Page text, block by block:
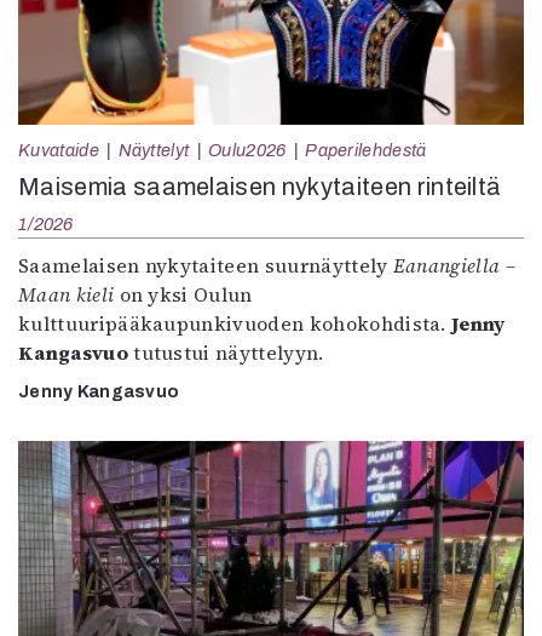
Kuvataide Näyttelyt Oulu2026 Paperilehdestä
Maisemia saamelaisen nykytaiteen rinteiltä
1/2026
Saamelaisen nykytaiteen suurnäyttely Eanangiella –
Maan kieli on yksi Oulun
kulttuuripääkaupunkivuoden kohokohdista.Jenny
Kangasvuotutustui näyttelyyn.
Jenny Kangasvuo